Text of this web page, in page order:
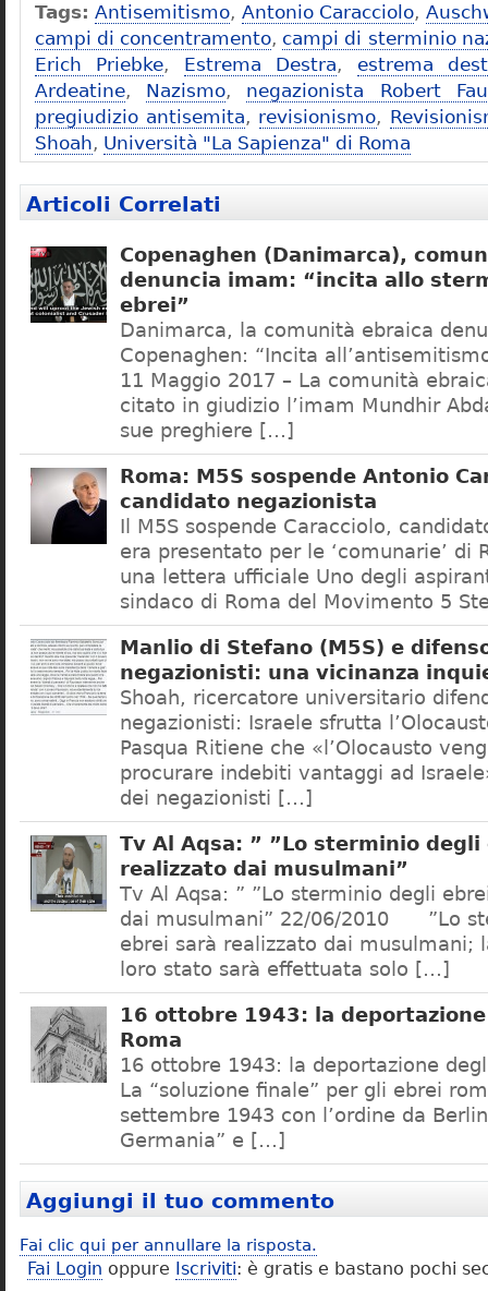
Tags: Antisemitismo, Antonio Caracciolo,
campi di concentramento, campi di sterminio
Erich Priebke, Estrema Destra, estrema
Ardeatine, Nazismo, negazionista Robert
pregiudizio antisemita, revisionismo,
Shoah, Università "La Sapienza" di Roma
Articoli Correlati
Copenaghen (Danimarca),
denuncia imam: “incita allo
ebrei”
Danimarca, la comunità ebraica
Copenaghen: “Incita
11 Maggio 2017 – La comunità
citato in giudizio l’imam Mundhir
sue preghiere […]
Roma: M5S sospende Antonio
candidato negazionista
Il M5S sospende Caracciolo,
era presentato per le ‘comunarie’ di
una lettera ufficiale Uno degli
sindaco di Roma del Movimento 5
Manlio di Stefano (M5S) e
negazionisti: una vicinanza
Shoah, ricercatore universitario
negazionisti: Israele sfrutta
Pasqua Ritiene che «l’Olocausto
procurare indebiti vantaggi ad
dei negazionisti […]
Tv Al Aqsa: ” ”Lo sterminio degli
realizzato dai musulmani”
Tv Al Aqsa: ” ”Lo sterminio degli
dai musulmani” 22/06/2010 ”Lo
ebrei sarà realizzato dai musulmani;
loro stato sarà effettuata solo […]
16 ottobre 1943: la
Roma
16 ottobre 1943: la deportazione
La “soluzione finale” per gli ebrei
settembre 1943 con l’ordine da
Germania” e […]
Aggiungi il tuo commento
Fai clic qui per annullare la risposta.
Fai Login oppure Iscriviti: è gratis e bastano pochi